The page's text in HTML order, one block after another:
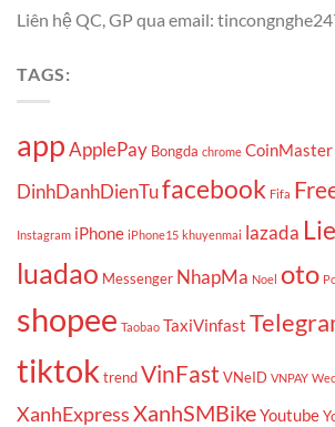
Liên hệ QC, GP qua email:
TAGS:
appApplePay Bongda chrome CoinMaster
DinhDanhDienTufacebook Fifa
Instagram iPhone iPhone15 khuyenmai lazada
luadao Messenger NhapMa Noel oto
shopee Taobao TaxiVinfast
tiktok trendVinFast VNeID VNPAY
XanhExpressXanhSMBikeYoutube